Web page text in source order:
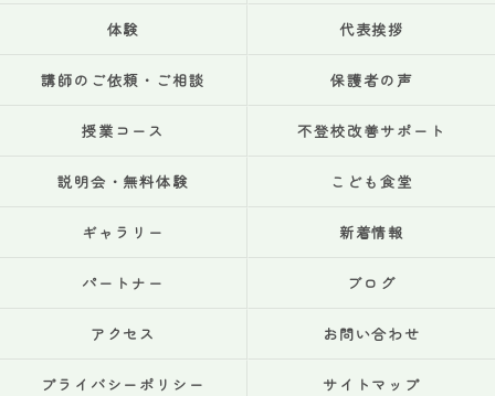
体験 代表挨拶
講師のご依頼・ご相談 保護者の声
授業コース 不登校改善サポート
説明会・無料体験 こども食堂
ギャラリー 新着情報
パートナー ブログ
アクセス お問い合わせ
プライバシーポリシー サイトマップ